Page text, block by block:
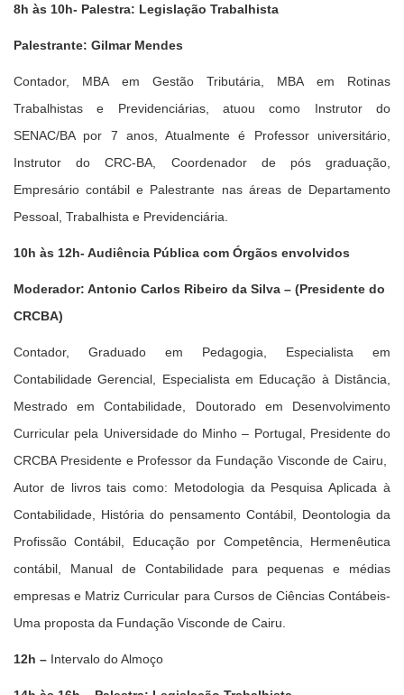
8h às 10h- Palestra: Legislação Trabalhista
Palestrante: Gilmar Mendes
Contador, MBA em Gestão Tributária, MBA em Rotinas
Trabalhistas e Previdenciárias, atuou como Instrutor do
SENAC/BA por 7 anos, Atualmente é Professor universitário,
Instrutor do CRC-BA, Coordenador de pós graduação,
Empresário contábil e Palestrante nas áreas de Departamento
Pessoal, Trabalhista e Previdenciária.
10h às 12h- Audiência Pública com Órgãos envolvidos
Moderador: Antonio Carlos Ribeiro da Silva – (Presidente do
CRCBA)
Contador, Graduado em Pedagogia, Especialista em
Contabilidade Gerencial, Especialista em Educação à Distância,
Mestrado em Contabilidade, Doutorado em Desenvolvimento
Curricular pela Universidade do Minho – Portugal, Presidente do
CRCBA Presidente e Professor da Fundação Visconde de Cairu,
Autor de livros tais como: Metodologia da Pesquisa Aplicada à
Contabilidade, História do pensamento Contábil, Deontologia da
Profissão Contábil, Educação por Competência, Hermenêutica
contábil, Manual de Contabilidade para pequenas e médias
empresas e Matriz Curricular para Cursos de Ciências Contábeis-
Uma proposta da Fundação Visconde de Cairu.
12h – Intervalo do Almoço